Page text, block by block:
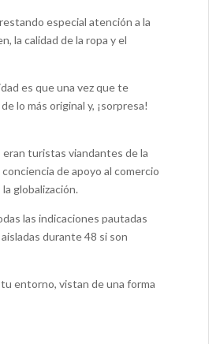
especial atención a la
la calidad de la ropa y el
es que una vez que te
lo más original y, ¡sorpresa!
turistas viandantes de la
de apoyo al comercio
globalización.
las indicaciones pautadas
durante 48 si son
entorno, vistan de una forma